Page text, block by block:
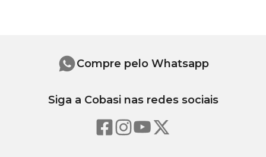
Compre pelo Whatsapp
Siga a Cobasi nas redes sociais